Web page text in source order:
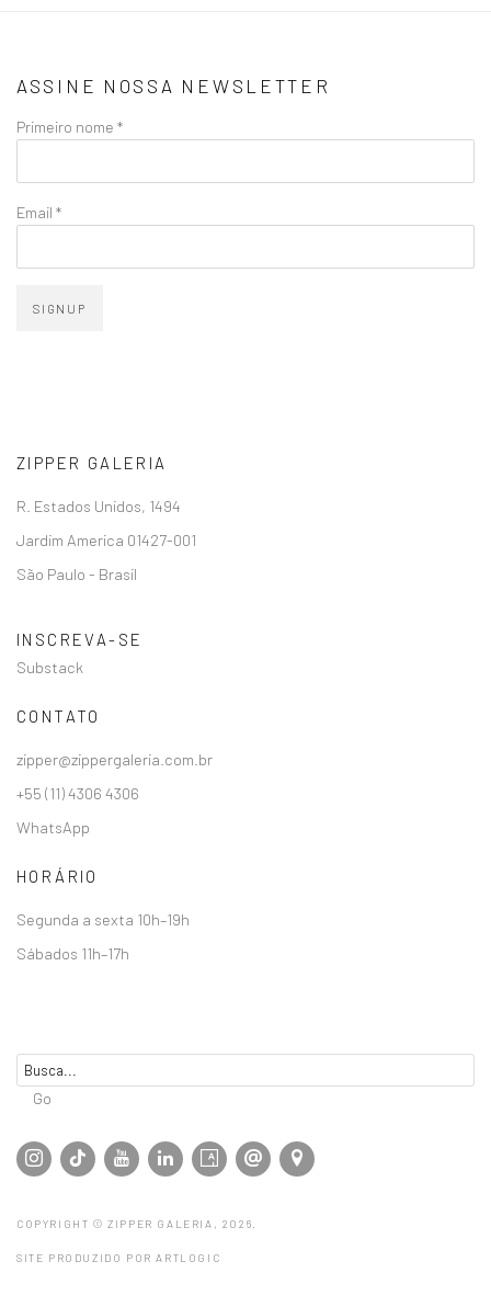
ASSINE NOSSA NEWSLETTER
Primeiro nome *
Email *
SIGNUP
ZIPPER GALERIA
R. Estados Unidos, 1494
Jardim America 01427-001
São Paulo - Brasil
INSCREVA-SE
Substack
CONTATO
zipper@zippergaleria.com.br
+55 (11) 4306 4306
WhatsApp
HORÁRIO
Segunda a sexta 10h–19h
Sábados 11h–17h
Go
COPYRIGHT © ZIPPER GALERIA, 2026.
SITE PRODUZIDO POR ARTLOGIC